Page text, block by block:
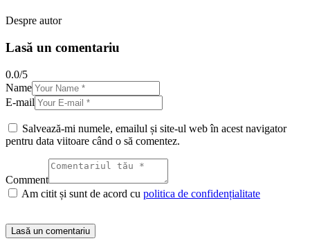
Despre autor
Lasă un comentariu
0.0/5
Name
E-mail
Salvează-mi numele, emailul și site-ul web în acest navigator
pentru data viitoare când o să comentez.
Comment
Am citit și sunt de acord cu politica de confidențialitate